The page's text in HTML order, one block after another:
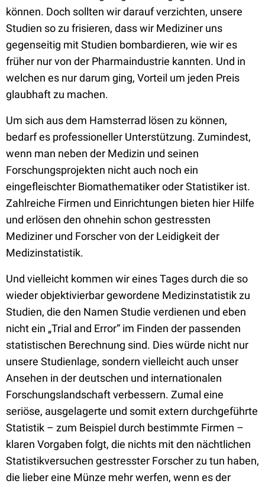
können. Doch sollten wir darauf verzichten, unsere
Studien so zu frisieren, dass wir Mediziner uns
gegenseitig mit Studien bombardieren, wie wir es
früher nur von der Pharmaindustrie kannten. Und in
welchen es nur darum ging, Vorteil um jeden Preis
glaubhaft zu machen.
Um sich aus dem Hamsterrad lösen zu können,
bedarf es professioneller Unterstützung. Zumindest,
wenn man neben der Medizin und seinen
Forschungsprojekten nicht auch noch ein
eingefleischter Biomathematiker oder Statistiker ist.
Zahlreiche Firmen und Einrichtungen bieten hier Hilfe
und erlösen den ohnehin schon gestressten
Mediziner und Forscher von der Leidigkeit der
Medizinstatistik.
Und vielleicht kommen wir eines Tages durch die so
wieder objektivierbar gewordene Medizinstatistik zu
Studien, die den Namen Studie verdienen und eben
nicht ein „Trial and Error“ im Finden der passenden
statistischen Berechnung sind. Dies würde nicht nur
unsere Studienlage, sondern vielleicht auch unser
Ansehen in der deutschen und internationalen
Forschungslandschaft verbessern. Zumal eine
seriöse, ausgelagerte und somit extern durchgeführte
Statistik – zum Beispiel durch bestimmte Firmen –
klaren Vorgaben folgt, die nichts mit den nächtlichen
Statistikversuchen gestresster Forscher zu tun haben,
die lieber eine Münze mehr werfen, wenn es der